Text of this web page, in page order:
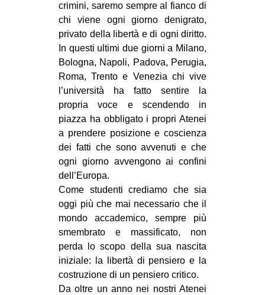
crimini, saremo sempre al fianco di
chi viene ogni giorno denigrato,
privato della libertà e di ogni diritto.
In questi ultimi due giorni a Milano,
Bologna, Napoli, Padova, Perugia,
Roma, Trento e Venezia chi vive
l’università ha fatto sentire la
propria voce e scendendo in
piazza ha obbligato i propri Atenei
a prendere posizione e coscienza
dei fatti che sono avvenuti e che
ogni giorno avvengono ai confini
dell’Europa.
Come studenti crediamo che sia
oggi più che mai necessario che il
mondo accademico, sempre più
smembrato e massificato, non
perda lo scopo della sua nascita
iniziale: la libertà di pensiero e la
costruzione di un pensiero critico.
Da oltre un anno nei nostri Atenei